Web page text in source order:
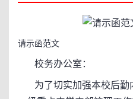
请示函范文
校务办公室：
为了切实加强本校后勤